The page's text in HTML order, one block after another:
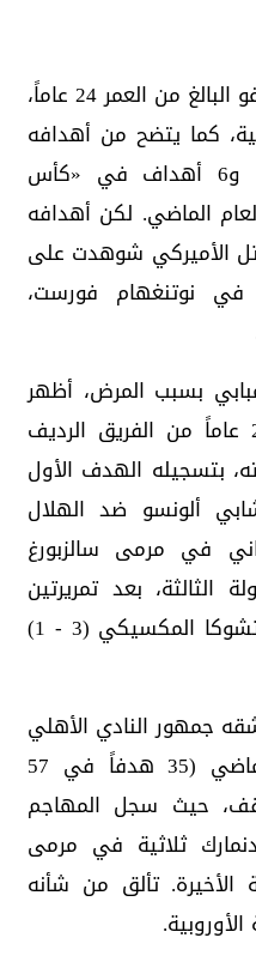
إيغور جيزوس: مهاجم بوتافوغو البالغ من العمر 24 عاماً،
كما يتضح من أهدافه
الـ22 في الدوري البرازيلي، و6 أهداف في «كأس
الماضي. لكن أهدافه
الأميركي شوهدت على
في نوتنغهام فورست،
بسبب المرض، أظهر
الإسباني البالغ من العمر 21 عاماً من الفريق الرديف
بتسجيله الهدف الأول
ألونسو ضد الهلال
في مرمى سالزبورغ
في الجولة الثالثة، بعد تمريرتين
حاسمتين في المباراة ضد باتشوكا المكسيكي (3 - 1)
جمهور النادي الأهلي
منذ انضمامه إليه العام الماضي (35 هدفاً في 57
حيث سجل المهاجم
ثلاثية في مرمى
الثالثة الأخيرة. تألق من شأنه